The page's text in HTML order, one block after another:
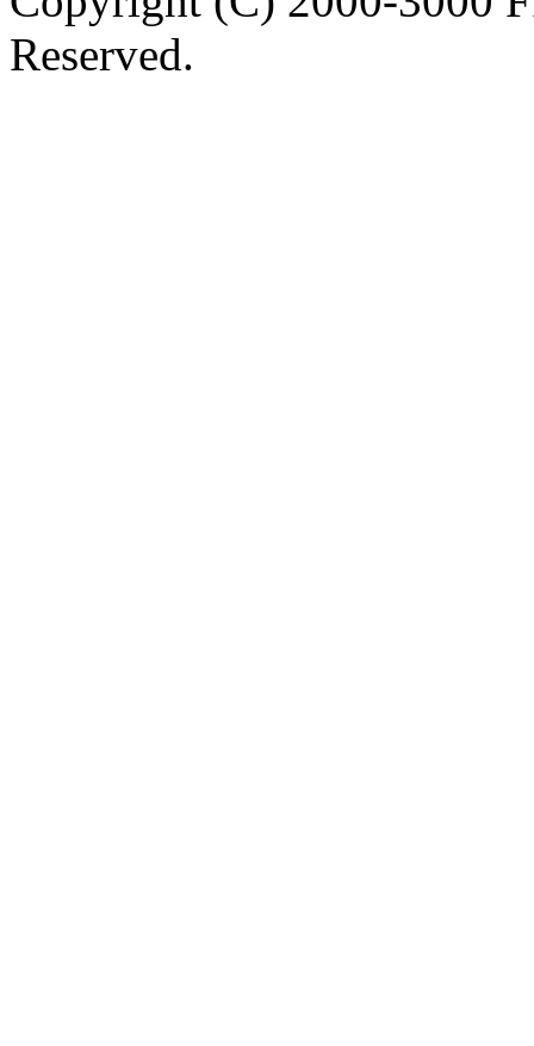
Reserved.